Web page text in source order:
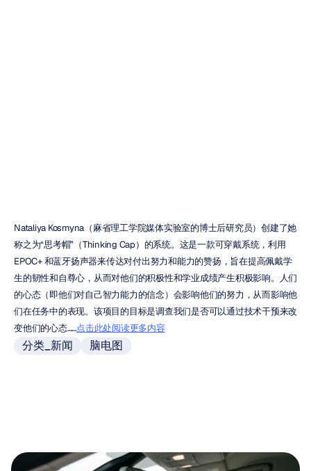
Nataliya Kosmyna（麻省理工学院媒体实验室的博士后研究员）创建了她
称之为“思考帽”（Thinking Cap）的系统。这是一款可穿戴系统，利用
EPOC+ 和蓝牙扬声器来传达对付出努力和能力的赞扬，旨在提高佩戴学
生的韧性和自尊心，从而对他们的积极性和学业成绩产生积极影响。人们
的心态（即他们对自己智力能力的信念）会影响他们的努力，从而影响他
们在任务中的表现。该项目的目标是调查我们是否可以通过技术干预来改
变他们的心态……点击此处阅读更多内容
分类_新闻 脑电图